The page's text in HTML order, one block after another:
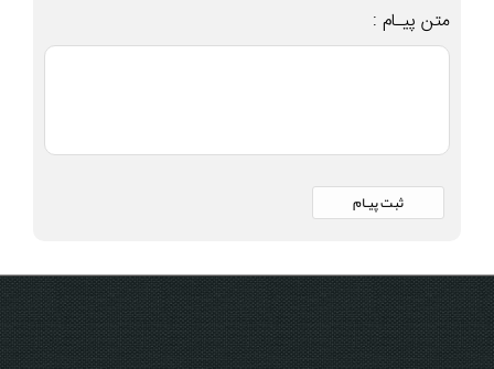
متن پیـام :